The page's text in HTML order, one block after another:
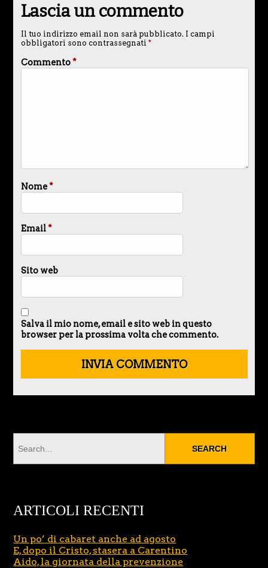
Lascia un commento
Il tuo indirizzo email non sarà pubblicato. I campi
obbligatori sono contrassegnati *
Commento*
Nome*
Email*
Sito web
Salva il mio nome, email e sito web in questo
browser per la prossima volta che commento.
ARTICOLI RECENTI
Un po’ di cabaret anche ad agosto
E, dopo il Cristo, stasera a Carentino
Aido, la giornata della prevenzione